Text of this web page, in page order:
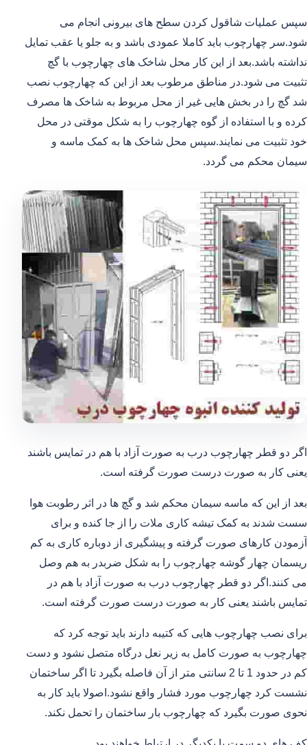
سپس عملیات شاقول کردن سطح های بیرونی انجام می
شود.سر چهارچوب باید کاملا عمودی باشد و به جلو یا عقب تمایل
نداشته باشد.بعد از این کار محل شاخک های چهارچوب با گچ
تثبیت می شود.در مناطق مرطوب بعد از این که چهارچوب نصب
شد گچ را در بخش هایی غیر از محل مربوط به شاخک ها مصرف
کرده و با استفاده از گوه چهارچوب را به شکل موقتی در محل
خود تثبیت می نمایند.سپس محل شاخک ها به کمک ماسه و
سیمان محکم می گردد.
اگر دو قطر چهارچوب درب به صورت آزاد با هم در تمایس باشند
یعنی کار به صورت درست صورت گرفته است.
بعد از این که ماسه سیمان محکم شد و گچ ها در اثر رطوبت هوا
سست شدند به کمک تیشه کاری ملات را از جا کنده و برای
آزمودن کارهای صورت گرفته و پیشگیری از دوباره کاری به کم
ریسمان چهار گوشه چهارچوب را به شکل ضربدر به هم وصل
می کنند.اگر دو قطر چهارچوب درب به صورت آزاد با هم در
تمایس باشند یعنی کار به صورت درست صورت گرفته است.
برای نصب چهارچوب هایی که کتیبه دارند باید توجه کرد که
چهارچوب به صورت کامل به زیر نعل درگاه متصل نشود و دست
کم در حدود 1 تا 2 سانتی متر از آن فاصله بگیرد تا اگر ساختمان
نشست کرد چهارچوب مورد فشار واقع نشود.اصولا باید کار به
نحوی صورت بگیرد که چهارچوب بار ساختمان را تحمل نکند.